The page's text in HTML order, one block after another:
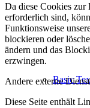
Basic
Da diese Cookies zur
erforderlich sind,
Funktionsweise
blockieren oder
ändern und das
erzwingen.
Andere externe
Diese Seite enthält